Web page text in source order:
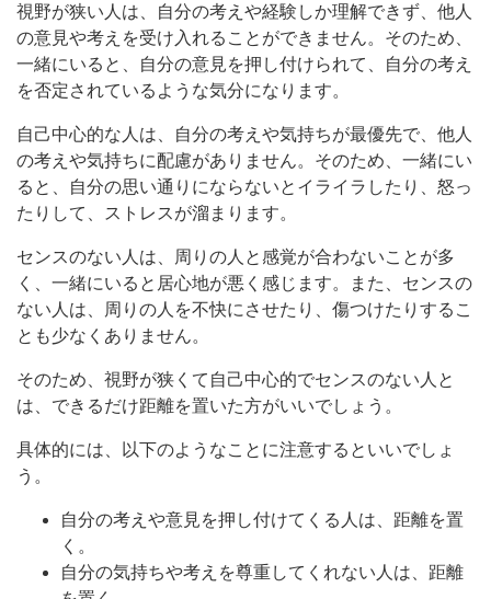
視野が狭い人は、自分の考えや経験しか理解できず、他人
の意見や考えを受け入れることができません。そのため、
一緒にいると、自分の意見を押し付けられて、自分の考え
を否定されているような気分になります。
自己中心的な人は、自分の考えや気持ちが最優先で、他人
の考えや気持ちに配慮がありません。そのため、一緒にい
ると、自分の思い通りにならないとイライラしたり、怒っ
たりして、ストレスが溜まります。
センスのない人は、周りの人と感覚が合わないことが多
く、一緒にいると居心地が悪く感じます。また、センスの
ない人は、周りの人を不快にさせたり、傷つけたりするこ
とも少なくありません。
そのため、視野が狭くて自己中心的でセンスのない人と
は、できるだけ距離を置いた方がいいでしょう。
具体的には、以下のようなことに注意するといいでしょ
う。
自分の考えや意見を押し付けてくる人は、距離を置
く。
自分の気持ちや考えを尊重してくれない人は、距離